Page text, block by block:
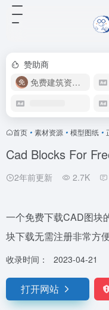
赞助商
免费建筑资源库
首页 • 素材资源 • 模型图纸 •
Cad Blocks For
2年前更新 2.7K
一个免费下载CAD图块
块下载无需注册非常方
收录时间： 2023-04-21
打开网站